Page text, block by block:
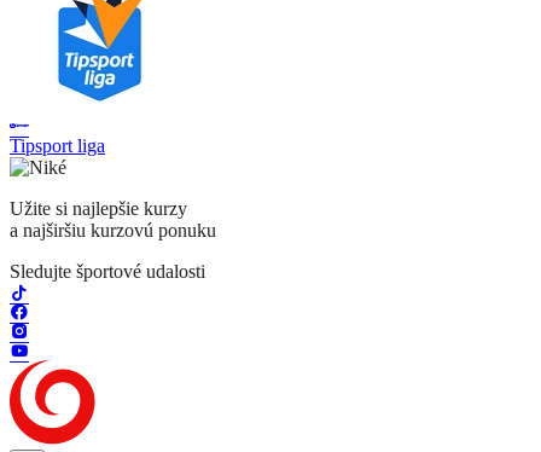
Tipsport liga
Užite si najlepšie kurzy
a najširšiu kurzovú ponuku
Sledujte športové udalosti